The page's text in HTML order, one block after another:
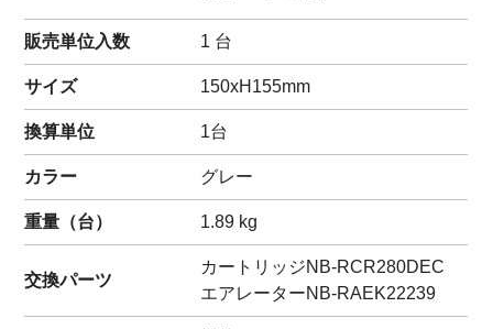
販売単位入数 1 台
サイズ 150xH155mm
換算単位 1台
カラー グレー
重量（台） 1.89 kg
交換パーツ
カートリッジNB-RCR280DEC
エアレーターNB-RAEK22239